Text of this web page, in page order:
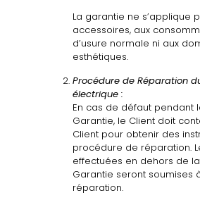
La garantie ne s’applique
accessoires, aux
d’usure normale ni aux
esthétiques.
Procédure de Réparation
électrique :
En cas de défaut pendant
Garantie, le Client doit
Client pour obtenir des
procédure de réparation.
effectuées en dehors de
Garantie seront soumises
réparation.